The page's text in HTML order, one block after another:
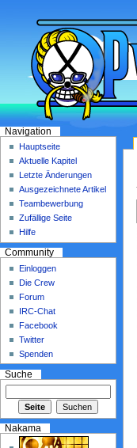
Navigation
Hauptseite
Aktuelle Kapitel
Letzte Änderungen
Ausgezeichnete Artikel
Teambewerbung
Zufällige Seite
Hilfe
Community
Einloggen
Die Crew
Forum
IRC-Chat
Facebook
Twitter
Spenden
Suche
Nakama